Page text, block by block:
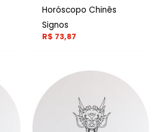
Horóscopo Chinês
Signos
R$ 73,87